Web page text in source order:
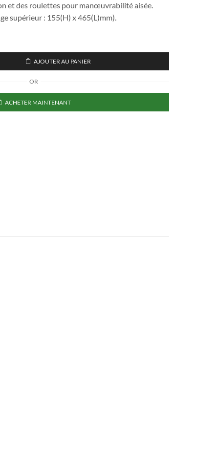
et des roulettes pour manœuvrabilité aisée.
supérieur : 155(H) x 465(L)mm).
AJOUTER AU PANIER
OR
ACHETER MAINTENANT